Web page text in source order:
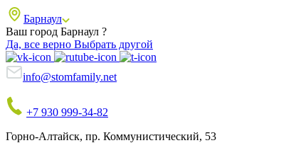
Барнаул
Ваш город Барнаул ?
Да, все верно Выбрать другой
info@stomfamily.net
+7 930 999-34-82
Горно-Алтайск, пр. Коммунистический, 53